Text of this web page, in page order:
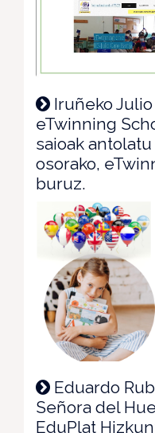
Iruñeko Julio
eTwinning
saioak
osorako,
buruz.
Eduardo
Señora del
EduPlat